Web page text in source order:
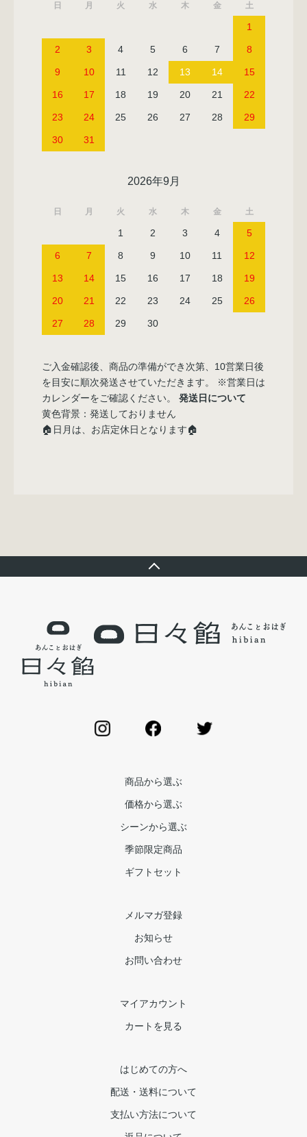
日 月 火 水 木 金 土
1
2 3 4 5 6 7 8
9 10 11 12 13 14 15
16 17 18 19 20 21 22
23 24 25 26 27 28 29
30 31
2026年9月
日 月 火 水 木 金 土
1 2 3 4 5
6 7 8 9 10 11 12
13 14 15 16 17 18 19
20 21 22 23 24 25 26
27 28 29 30
ご入金確認後、商品の準備ができ次第、10営業日後
を目安に順次発送させていただきます。 ※営業日は
カレンダーをご確認ください。 発送日について
黄色背景：発送しておりません
🏠日月は、お店定休日となります🏠
商品から選ぶ
価格から選ぶ
シーンから選ぶ
季節限定商品
ギフトセット
メルマガ登録
お知らせ
お問い合わせ
マイアカウント
カートを見る
はじめての方へ
配送・送料について
支払い方法について